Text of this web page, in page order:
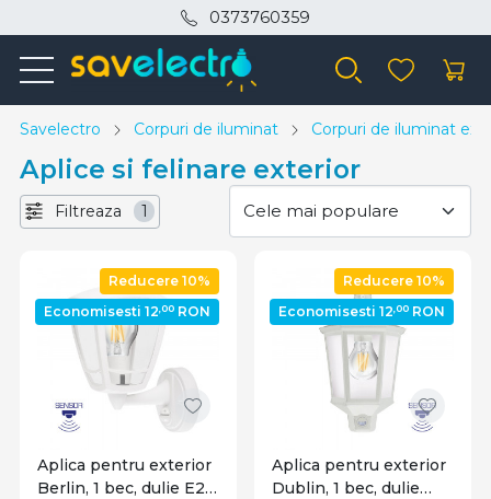
0373760359
Savelectro Corpuri de iluminat Corpuri de iluminat
Aplice si felinare exterior
Filtreaza 1
Reducere 10%
Economisesti 12,00 RON
Aplica pentru exterior
Berlin, 1 bec, dulie E27,
Reducere 10%
Economisesti 12,00 RON
Aplica pentru exterior
Dublin, 1 bec, dulie